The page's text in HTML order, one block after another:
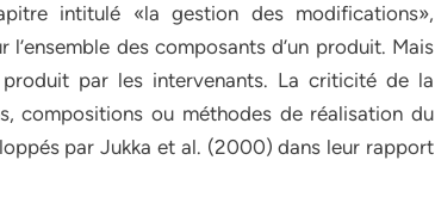
intitulé «la gestion des modifications»,
l’ensemble des composants d’un produit. Mais
par les intervenants. La criticité de la
compositions ou méthodes de réalisation du
par Jukka et al. (2000) dans leur rapport